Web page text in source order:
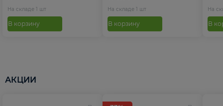
На складе 1 шт
В корзину
На складе 1 шт
В корзину
На
В
АКЦИИ